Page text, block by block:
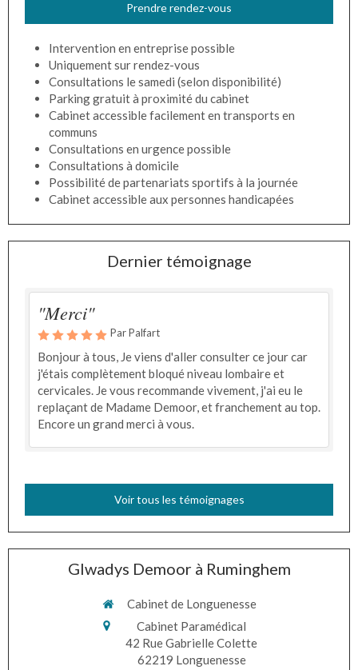
Prendre rendez-vous
Intervention en entreprise possible
Uniquement sur rendez-vous
Consultations le samedi (selon disponibilité)
Parking gratuit à proximité du cabinet
Cabinet accessible facilement en transports en
communs
Consultations en urgence possible
Consultations à domicile
Possibilité de partenariats sportifs à la journée
Cabinet accessible aux personnes handicapées
Dernier témoignage
"Merci"
Par Palfart
Bonjour à tous, Je viens d'aller consulter ce jour car
j'étais complètement bloqué niveau lombaire et
cervicales. Je vous recommande vivement, j'ai eu le
replaçant de Madame Demoor, et franchement au top.
Encore un grand merci à vous.
Voir tous les témoignages
Glwadys Demoor à Ruminghem
Cabinet de Longuenesse
Cabinet Paramédical
42 Rue Gabrielle Colette
62219 Longuenesse